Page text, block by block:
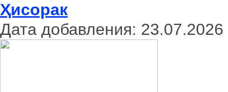
Ҳисорак
Дата добавления: 23.07.2026